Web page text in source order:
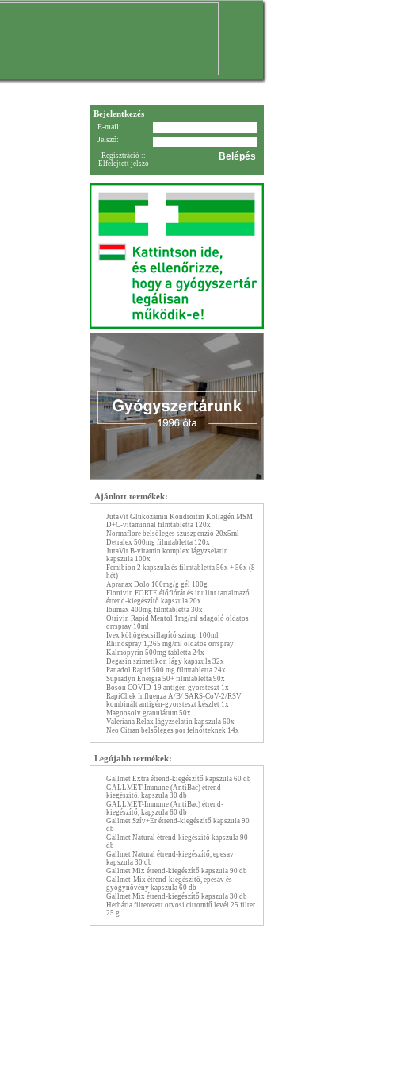
Bejelentkezés
E-mail:
Jelszó:
Regisztráció ::
Elfelejtett jelszó
Ajánlott termékek:
JutaVit Glükozamin Kondroitin Kollagén MSM
D+C-vitaminnal filmtabletta 120x
Normaflore belsőleges szuszpenzió 20x5ml
Detralex 500mg filmtabletta 120x
JutaVit B-vitamin komplex lágyzselatin
kapszula 100x
Femibion 2 kapszula és filmtabletta 56x + 56x (8
hét)
Apranax Dolo 100mg/g gél 100g
Flonivin FORTE élőflórát és inulint tartalmazó
étrend-kiegészítő kapszula 20x
Ibumax 400mg filmtabletta 30x
Otrivin Rapid Mentol 1mg/ml adagoló oldatos
orrspray 10ml
Ivex köhögéscsillapító szirup 100ml
Rhinospray 1,265 mg/ml oldatos orrspray
Kalmopyrin 500mg tabletta 24x
Degasin szimetikon lágy kapszula 32x
Panadol Rapid 500 mg filmtabletta 24x
Supradyn Energia 50+ filmtabletta 90x
Boson COVID-19 antigén gyorsteszt 1x
RapiChek Influenza A/B/ SARS-CoV-2/RSV
kombinált antigén-gyorsteszt készlet 1x
Magnosolv granulátum 50x
Valeriana Relax lágyzselatin kapszula 60x
Neo Citran belsőleges por felnőtteknek 14x
Legújabb termékek:
Gallmet Extra étrend-kiegészítő kapszula 60 db
GALLMET-Immune (AntiBac) étrend-
kiegészítő, kapszula 30 db
GALLMET-Immune (AntiBac) étrend-
kiegészítő, kapszula 60 db
Gallmet Szív+Ér étrend-kiegészítő kapszula 90
db
Gallmet Natural étrend-kiegészítő kapszula 90
db
Gallmet Natural étrend-kiegészítő, epesav
kapszula 30 db
Gallmet Mix étrend-kiegészítő kapszula 90 db
Gallmet-Mix étrend-kiegészítő, epesav és
gyógynövény kapszula 60 db
Gallmet Mix étrend-kiegészítő kapszula 30 db
Herbária filterezett orvosi citromfű levél 25 filter
25 g